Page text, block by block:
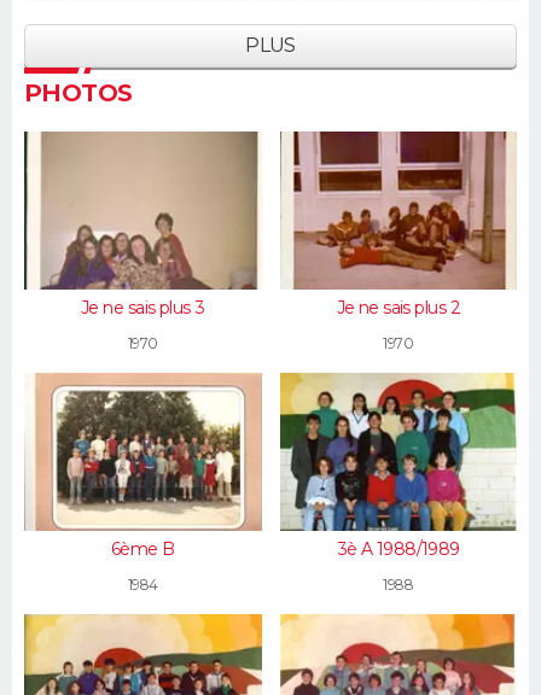
PLUS
PHOTOS
Je ne sais plus 3
1970
Je ne sais plus 2
1970
6ème B
1984
3è A 1988/1989
1988